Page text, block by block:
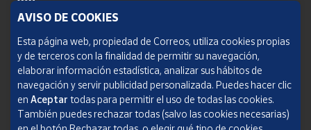
Política de cookies
Aviso legal
Condiciones del servicio
Política de Privacidad Web
AVISO DE COOKIES
Esta página web, propiedad de Correos, utiliza cookies propias
y de terceros con la finalidad de permitir su navegación,
elaborar información estadística, analizar sus hábitos de
navegación y servir publicidad personalizada. Puedes hacer clic
en Aceptar todas para permitir el uso de todas las cookies.
También puedes rechazar todas (salvo las cookies necesarias)